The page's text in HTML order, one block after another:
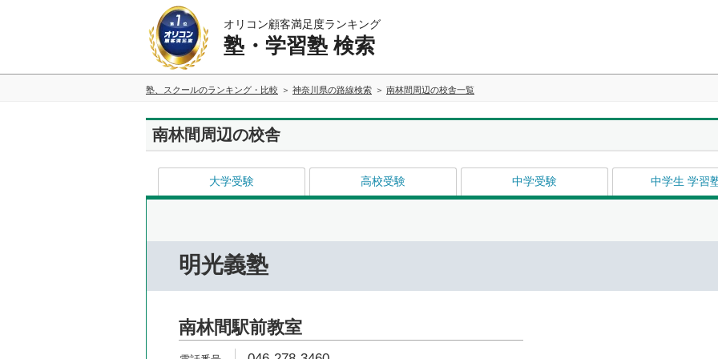
オリコン顧客満足度ランキング
塾・学習塾 検索
塾、スクールのランキング・比較 神奈川県の路線検索 南林間周辺の校舎一覧
南林間周辺の校舎
大学受験 高校受験 中学受験 中学生 学習
明光義塾
南林間駅前教室